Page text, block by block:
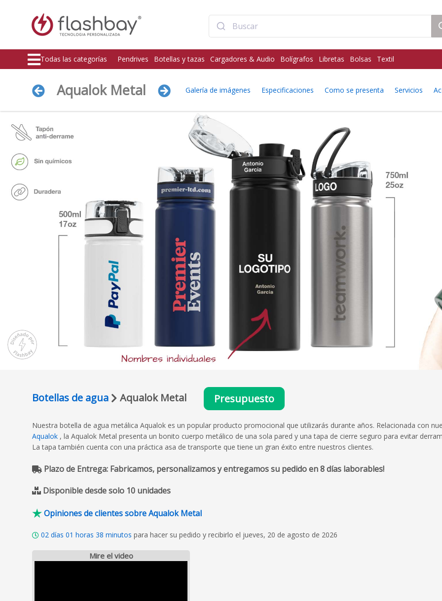
Todas las categorías Pendrives Botellas y tazas Cargadores & Audio Bolígrafos Libretas Bolsas Textil
Aqualok Metal Galería de imágenes Especificaciones Como se presenta Servicios
Botellas de agua Aqualok Metal Presupuesto
Nuestra botella de agua metálica Aqualok es un popular producto promocional que utilizarás durante años. Relacionada con
Aqualok , la Aqualok Metal presenta un bonito cuerpo metálico de una sola pared y una tapa de cierre seguro para evitar
La tapa también cuenta con una práctica asa de transporte que tiene un gran éxito entre nuestros clientes.
Plazo de Entrega: Fabricamos, personalizamos y entregamos su pedido en 8 días laborables!
Disponible desde solo 10 unidades
Opiniones de clientes sobre Aqualok Metal
02 días 01 horas 38 minutos para hacer su pedido y recibirlo el jueves, 20 de agosto de 2026
Mire el video